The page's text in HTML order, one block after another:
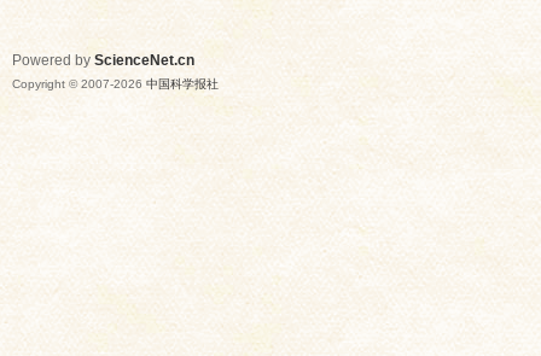
Powered by ScienceNet.cn
Copyright © 2007-2026 中国科学报社